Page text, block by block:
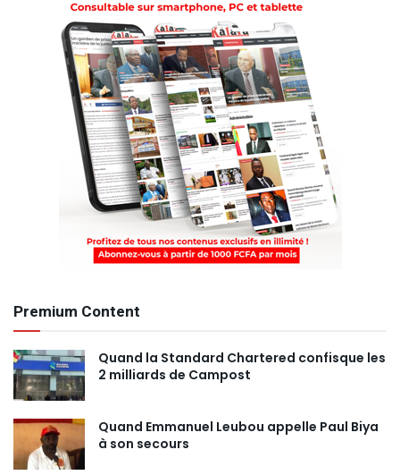
Premium Content
Quand la Standard Chartered confisque les
2 milliards de Campost
Quand Emmanuel Leubou appelle Paul Biya
à son secours